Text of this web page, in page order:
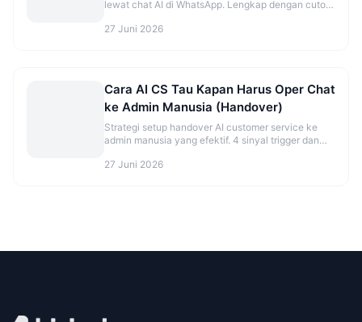
lewat chat AI di WhatsApp. Lengkap dengan cutoff
27 Juni 2026
Cara AI CS Tau Kapan Harus Oper Chat
ke Admin Manusia (Handover)
Strategi setup handover AI customer service ke
admin manusia yang efektif. 4 sinyal trigger dan
27 Juni 2026